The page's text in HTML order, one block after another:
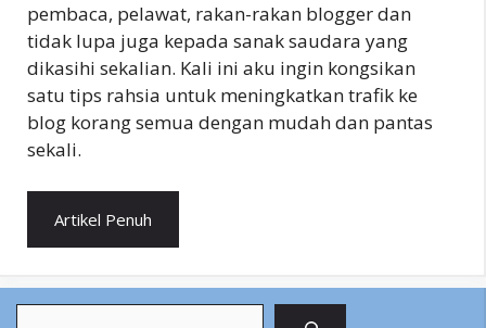
pembaca, pelawat, rakan-rakan blogger dan
tidak lupa juga kepada sanak saudara yang
dikasihi sekalian. Kali ini aku ingin kongsikan
satu tips rahsia untuk meningkatkan trafik ke
blog korang semua dengan mudah dan pantas
sekali.
Artikel Penuh